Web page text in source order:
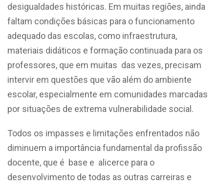
desigualdades históricas. Em muitas regiões, ainda
faltam condições básicas para o funcionamento
adequado das escolas, como infraestrutura,
materiais didáticos e formação continuada para os
professores, que em muitas das vezes, precisam
intervir em questões que vão além do ambiente
escolar, especialmente em comunidades marcadas
por situações de extrema vulnerabilidade social.
Todos os impasses e limitações enfrentados não
diminuem a importância fundamental da profissão
docente, que é base e alicerce para o
desenvolvimento de todas as outras carreiras e